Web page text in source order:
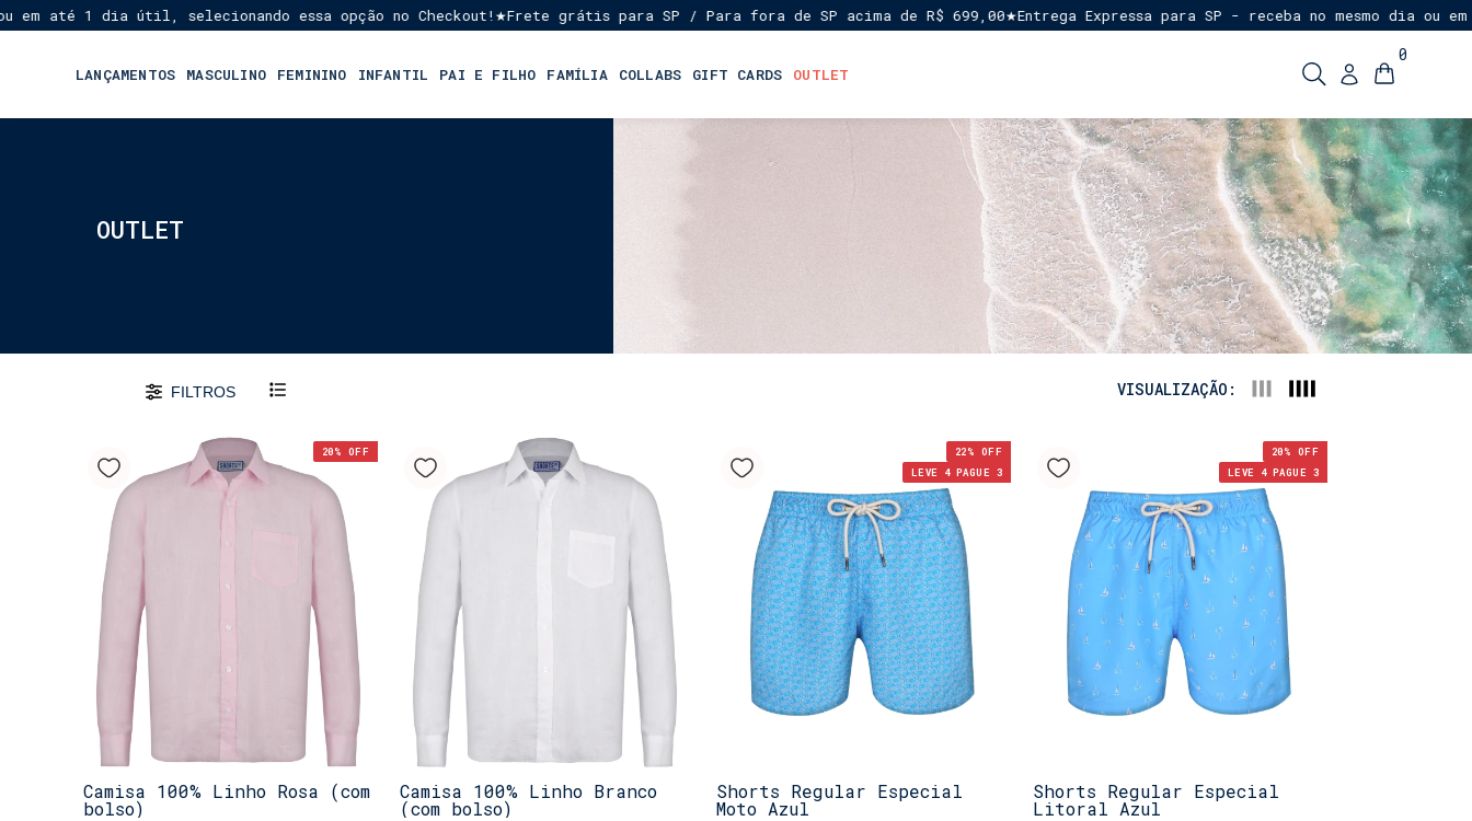
1 dia útil, selecionando essa opção no Checkout!★Frete grátis para SP / Para fora de SP acima de R$ 699,00★Entrega Expressa para SP - receba no mesmo dia ou em até
LANÇAMENTOS MASCULINO FEMININO INFANTIL PAI E FILHO FAMÍLIA COLLABS GIFT CARDS OUTLET
0
OUTLET
FILTROS VISUALIZAÇÃO:
20% OFF
Camisa 100% Linho Rosa (com
bolso)
Camisa 100% Linho Branco
(com bolso)
22% OFF
LEVE 4 PAGUE 3
Shorts Regular Especial
Moto Azul
20% OFF
LEVE 4 PAGUE 3
Shorts Regular Especial
Litoral Azul